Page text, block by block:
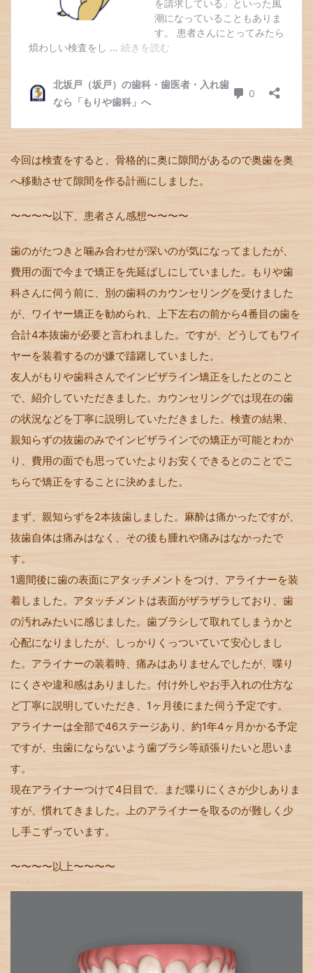
今回は検査をすると、骨格的に奥に隙間があるので奥歯を奥
へ移動させて隙間を作る計画にしました。
〜〜〜〜以下、患者さん感想〜〜〜〜
歯のがたつきと噛み合わせが深いのが気になってましたが、
費用の面で今まで矯正を先延ばしにしていました。もりや歯
科さんに伺う前に、別の歯科のカウンセリングを受けました
が、ワイヤー矯正を勧められ、上下左右の前から4番目の歯を
合計4本抜歯が必要と言われました。ですが、どうしてもワイ
ヤーを装着するのが嫌で躊躇していました。
友人がもりや歯科さんでインビザライン矯正をしたとのこと
で、紹介していただきました。カウンセリングでは現在の歯
の状況などを丁寧に説明していただきました。検査の結果、
親知らずの抜歯のみでインビザラインでの矯正が可能とわか
り、費用の面でも思っていたよりお安くできるとのことでこ
ちらで矯正をすることに決めました。
まず、親知らずを2本抜歯しました。麻酔は痛かったですが、
抜歯自体は痛みはなく、その後も腫れや痛みはなかったで
す。
1週間後に歯の表面にアタッチメントをつけ、アライナーを装
着しました。アタッチメントは表面がザラザラしており、歯
の汚れみたいに感じました。歯ブラシして取れてしまうかと
心配になりましたが、しっかりくっついていて安心しまし
た。アライナーの装着時、痛みはありませんでしたが、喋り
にくさや違和感はありました。付け外しやお手入れの仕方な
ど丁寧に説明していただき、1ヶ月後にまた伺う予定です。
アライナーは全部で46ステージあり、約1年4ヶ月かかる予定
ですが、虫歯にならないよう歯ブラシ等頑張りたいと思いま
す。
現在アライナーつけて4日目で、まだ喋りにくさが少しありま
すが、慣れてきました。上のアライナーを取るのが難しく少
し手こずっています。
〜〜〜〜以上〜〜〜〜